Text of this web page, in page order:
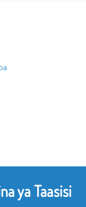
ya Taasisi